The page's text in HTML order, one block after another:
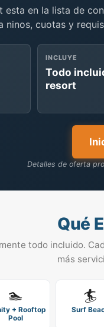
esta en la lista de
ninos, cuotas y
INCLUYE
Todo
resort
Detalles de oferta
Qué
todo incluido.
más
🏊
+ Rooftop
Pool
🏄
Surf